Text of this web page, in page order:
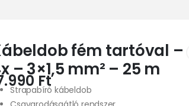
fém tartóval –
– 3×1,5 mm² – 25 m
Ft
Strapabíró kábeldob